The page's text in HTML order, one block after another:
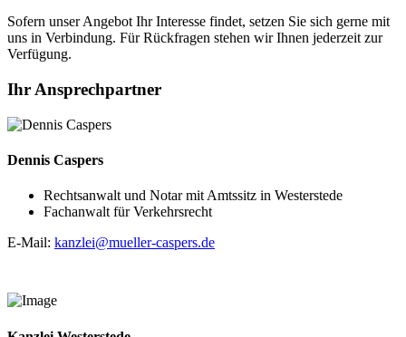
Sofern unser Angebot Ihr Interesse findet, setzen Sie sich gerne mit
uns in Verbindung. Für Rückfragen stehen wir Ihnen jederzeit zur
Verfügung.
Ihr Ansprechpartner
Dennis Caspers
Rechtsanwalt und Notar mit Amtssitz in Westerstede
Fachanwalt für Verkehrsrecht
E-Mail: kanzlei@mueller-caspers.de